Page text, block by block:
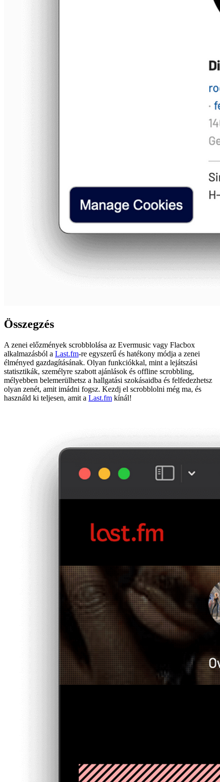
Összegzés
A zenei előzmények scrobblolása az Evermusic vagy Flacbox
alkalmazásból a Last.fm-re egyszerű és hatékony módja a zenei
élményed gazdagításának. Olyan funkciókkal, mint a lejátszási
statisztikák, személyre szabott ajánlások és offline scrobbling,
mélyebben belemerülhetsz a hallgatási szokásaidba és felfedezhetsz
olyan zenét, amit imádni fogsz. Kezdj el scrobblolni még ma, és
használd ki teljesen, amit a Last.fm kínál!